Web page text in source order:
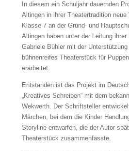
In diesem ein Schuljahr dauernden
Altingen in ihrer Theatertradition
Klasse 7 an der Grund- und
Altingen haben unter der Leitung ihrer
Gabriele Bühler mit der
bühnenreifes Theaterstück für
erarbeitet.
Entstanden ist das Projekt im
„Kreatives Schreiben“ mit dem
Wekwerth. Der Schriftsteller
Märchen, bei dem die Kinder
Storyline entwarfen, die der Autor
Theaterstück zusammenfasste.